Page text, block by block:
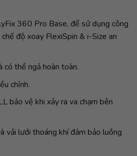
360 Pro Base, để sử dụng công
độ xoay FlexiSpin & i-Size an
có thể ngả hoàn toàn.
chỉnh.
bảo vệ khi xảy ra va chạm bên
vải lưới thoáng khí đảm bảo luồng